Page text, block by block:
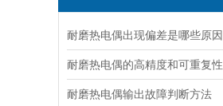
耐磨热电偶的高精度和可重复性
耐磨热电偶输出故障判断方法